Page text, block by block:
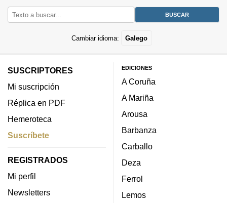
Cambiar idioma: Galego
SUSCRIPTORES
Mi suscripción
Réplica en PDF
Hemeroteca
Suscríbete
REGISTRADOS
Mi perfil
Newsletters
EDICIONES
A Coruña
A Mariña
Arousa
Barbanza
Carballo
Deza
Ferrol
Lemos